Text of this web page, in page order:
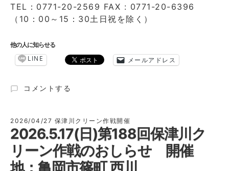
TEL：0771-20-2569 FAX : 0771-20-6396
（10：00～15：30土日祝を除く）
他の人に知らせる
LINE メールアドレス
2025.6.21(日)
回
保
津
川
ク
コメントする
2026/04/27 保津川クリーン作戦開催
2026.5.17(日)第188回保津川ク
リーン作戦のおしらせ 開催
地：亀岡市篠町 西川